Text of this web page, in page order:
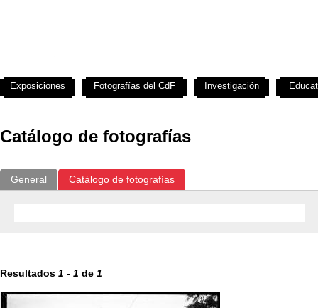
Catálogo de fotografías
General Catálogo de fotografías
Resultados 1 - 1 de 1
Exposiciones Fotografías del CdF Investigación